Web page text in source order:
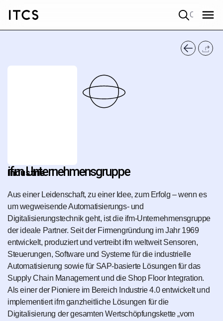
ifm Unternehmensgruppe
Industrie
Aus einer Leidenschaft, zu einer Idee, zum Erfolg – wenn es
um wegweisende Automatisierungs- und
Digitalisierungstechnik geht, ist die ifm-Unternehmensgruppe
der ideale Partner. Seit der Firmengründung im Jahr 1969
entwickelt, produziert und vertreibt ifm weltweit Sensoren,
Steuerungen, Software und Systeme für die industrielle
Automatisierung sowie für SAP-basierte Lösungen für das
Supply Chain Management und die Shop Floor Integration.
Als einer der Pioniere im Bereich Industrie 4.0 entwickelt und
implementiert ifm ganzheitliche Lösungen für die
Digitalisierung der gesamten Wertschöpfungskette „vom